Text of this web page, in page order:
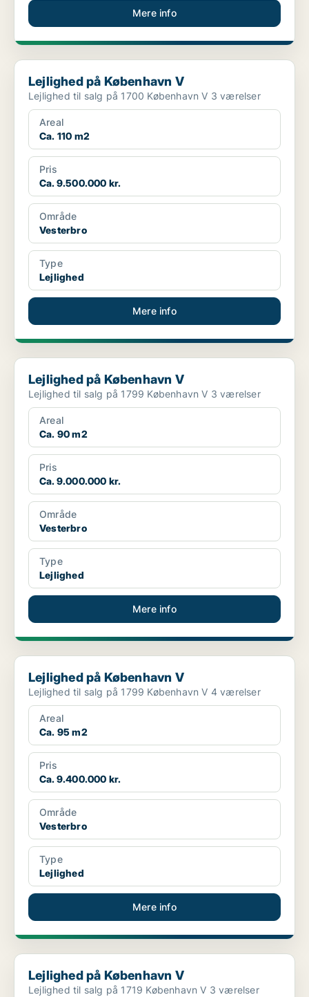
Mere info
Lejlighed på København V
Lejlighed på København V
Lejlighed til salg på 1700 København V 3 værelser
Areal
Ca. 110 m2
Pris
Ca. 9.500.000 kr.
Område
Vesterbro
Type
Lejlighed
Mere info
Lejlighed på København V
Lejlighed på København V
Lejlighed til salg på 1799 København V 3 værelser
Areal
Ca. 90 m2
Pris
Ca. 9.000.000 kr.
Område
Vesterbro
Type
Lejlighed
Mere info
Lejlighed på København V
Lejlighed på København V
Lejlighed til salg på 1799 København V 4 værelser
Areal
Ca. 95 m2
Pris
Ca. 9.400.000 kr.
Område
Vesterbro
Type
Lejlighed
Mere info
Lejlighed på København V
Lejlighed på København V
Lejlighed til salg på 1719 København V 3 værelser